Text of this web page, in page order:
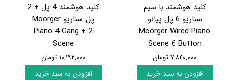
کلید هوشمند با سیم
سناریو 6 پل پیانو
Moorger Wired Piano
Scene 6 Button
۷,۸۴۰,۰۰۰ تومان
افزودن به سبد خرید
کلید هوشمند 4 پل + 2
پل سناریو Moorger
Piano 4 Gang + 2
Scene
۱۰,۱۹۲,۰۰۰ تومان
افزودن به سبد خرید